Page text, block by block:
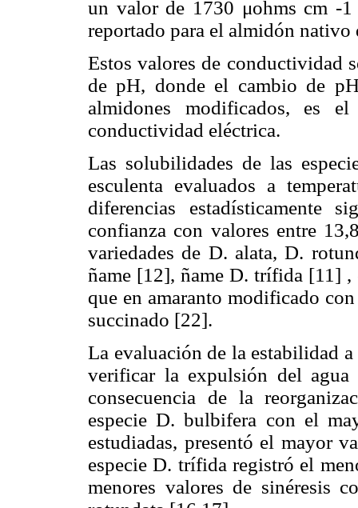
un valor de 1730 μohms cm -
reportado para el almidón
Estos valores de conductividad
de pH, donde el cambio de
almidones modificados, es
conductividad eléctrica.
Las solubilidades de las
esculenta evaluados a
diferencias
confianza con valores entre
variedades de D. alata, D.
ñame [12], ñame D. trífida [11]
que en amaranto modificado
succinado [22].
La evaluación de la estabilidad
verificar la expulsión del agua
consecuencia de la
especie D. bulbifera con el
estudiadas, presentó el mayor
especie D. trífida registró el
menores valores de sinéresis